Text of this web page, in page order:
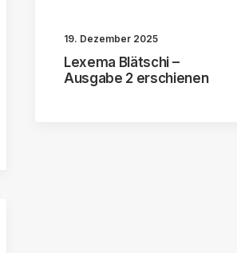
19. Dezember 2025
Lexema Blätschi –
Ausgabe 2 erschienen